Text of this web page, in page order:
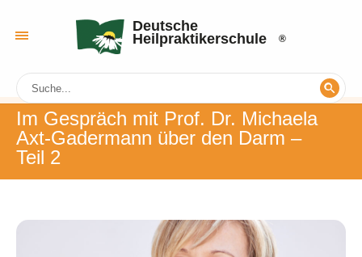
Deutsche
Heilpraktikerschule
Im Gespräch mit Prof. Dr. Michaela
Axt-Gadermann über den Darm –
Teil 2